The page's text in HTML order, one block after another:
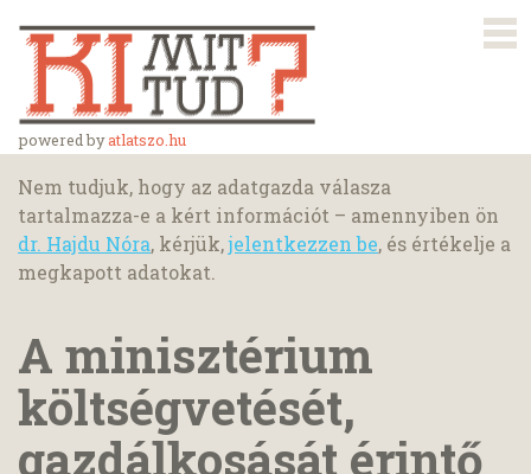
powered byatlatszo.hu
Nem tudjuk, hogy az adatgazda válasza
tartalmazza-e a kért információt – amennyiben ön
dr. Hajdu Nóra, kérjük,jelentkezzen be, és értékelje a
megkapott adatokat.
A minisztérium
költségvetését,
gazdálkosását érintő